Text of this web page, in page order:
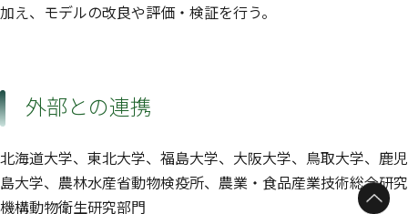
加え、モデルの改良や評価・検証を行う。
外部との連携
北海道大学、東北大学、福島大学、大阪大学、鳥取大学、鹿児
島大学、農林水産省動物検疫所、農業・食品産業技術総合研究
機構動物衛生研究部門